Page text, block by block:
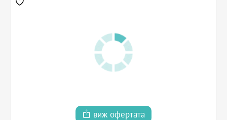
виж офертата